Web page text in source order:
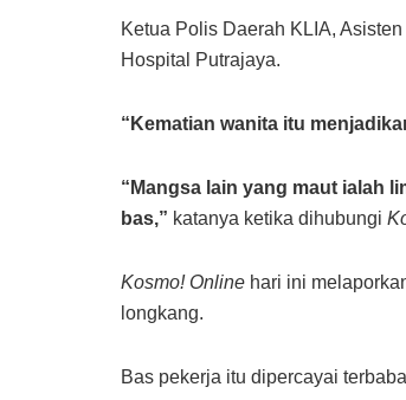
Ketua Polis Daerah KLIA,
Hospital Putrajaya.
“Kematian wanita itu
“Mangsa lain yang maut ialah
bas,” katanya ketika dihubungi
Kosmo! Online hari ini
longkang.
Bas pekerja itu dipercayai